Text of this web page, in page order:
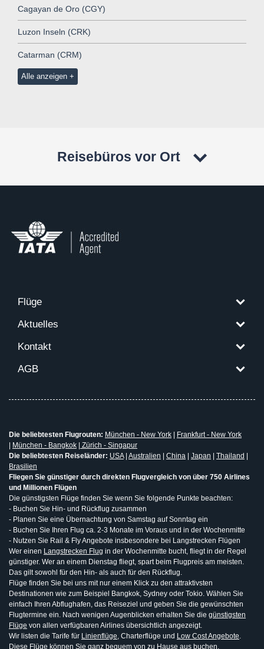
Cagayan de Oro (CGY)
Luzon Inseln (CRK)
Catarman (CRM)
Alle anzeigen
Reisebüros vor Ort
Flüge
Aktuelles
Kontakt
AGB
Die beliebtesten Flugrouten: München - New York
Frankfurt - New York
München - Bangkok
Zürich - Singapur
Die beliebtesten Reiseländer: USA| Australien China Japan Thailand
Brasilien
Fliegen Sie günstiger durch direkten Flugvergleich von über 750 Airlines
und Millionen Flügen
Die günstigsten Flüge finden Sie wenn Sie folgende Punkte beachten:
- Buchen Sie Hin- und Rückflug zusammen
- Planen Sie eine Übernachtung von Samstag auf Sonntag ein
- Buchen Sie Ihren Flug ca. 2-3 Monate im Voraus und in der Wochenmitte
- Nutzen Sie Rail & Fly Angebote insbesondere bei Langstrecken Flügen
Wer einen Langstrecken Flug in der Wochenmitte bucht, fliegt in der Regel
günstiger. Wer an einem Dienstag fliegt, spart beim Flugpreis am meisten.
Das gilt sowohl für den Hin- als auch für den Rückflug.
Flüge finden Sie bei uns mit nur einem Klick zu den attraktivsten
Destinationen wie zum Beispiel Bangkok, Sydney oder Tokio. Wählen Sie
einfach Ihren Abflughafen, das Reiseziel und geben Sie die gewünschten
Flugtermine ein. Nach wenigen Augenblicken erhalten Sie die günstigsten
Flüge von allen verfügbaren Airlines übersichtlich angezeigt.
Wir listen die Tarife für Linienflüge, Charterflüge und Low Cost Angebote.
Diese Flüge können Sie ganz bequem von zu Hause aus buchen.